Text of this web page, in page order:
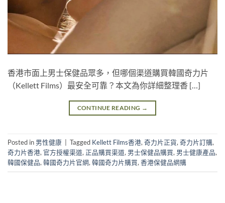
香港市面上男士保健品眾多，但哪個渠道購買韓國奇力片
（Kellett Films）最安全可靠？本文為你詳細整理香 […]
CONTINUE READING →
Posted in 男性健康 Tagged Kellett Films香港, 奇力片正貨, 奇力片訂購,
奇力片香港, 官方授權渠道, 正品購買渠道, 男士保健品購買, 男士健康產品,
韓國保健品, 韓國奇力片官網, 韓國奇力片購買, 香港保健品網購